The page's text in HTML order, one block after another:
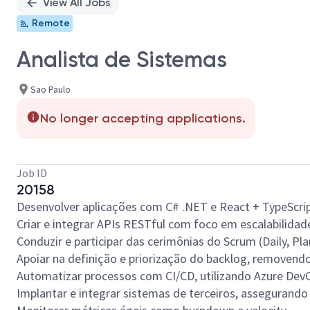
Remote
Analista de Sistemas
Sao Paulo
No longer accepting applications.
Job ID
20158
Desenvolver aplicações com C# .NET e React +
Criar e integrar APIs RESTful com foco em
Conduzir e participar das cerimônias do Scrum (Daily,
Apoiar na definição e priorização do backlog,
Automatizar processos com CI/CD, utilizando Azure
Implantar e integrar sistemas de terceiros,